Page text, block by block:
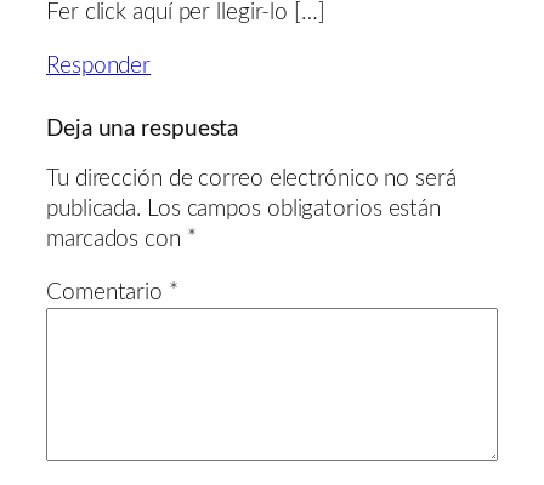
Fer click aquí per llegir-lo […]
Responder
Deja una respuesta
Tu dirección de correo electrónico no será
publicada. Los campos obligatorios están
marcados con *
Comentario *